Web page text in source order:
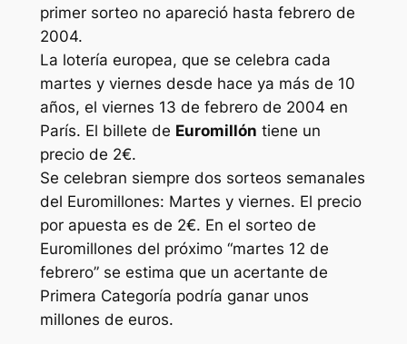
primer sorteo no apareció hasta febrero de
2004.
La lotería europea, que se celebra cada
martes y viernes desde hace ya más de 10
años, el viernes 13 de febrero de 2004 en
París. El billete de Euromillón tiene un
precio de 2€.
Se celebran siempre dos sorteos semanales
del Euromillones: Martes y viernes. El precio
por apuesta es de 2€. En el sorteo de
Euromillones del próximo “martes 12 de
febrero” se estima que un acertante de
Primera Categoría podría ganar unos
millones de euros.